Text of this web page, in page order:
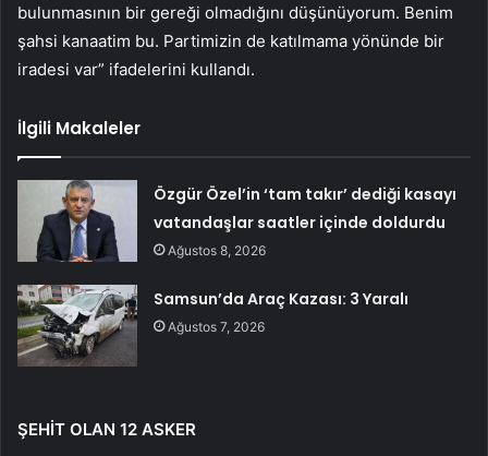
bulunmasının bir gereği olmadığını düşünüyorum. Benim
şahsi kanaatim bu. Partimizin de katılmama yönünde bir
iradesi var” ifadelerini kullandı.
İlgili Makaleler
Özgür Özel’in ‘tam takır’ dediği kasayı
vatandaşlar saatler içinde doldurdu
Ağustos 8, 2026
Samsun’da Araç Kazası: 3 Yaralı
Ağustos 7, 2026
ŞEHİT OLAN 12 ASKER